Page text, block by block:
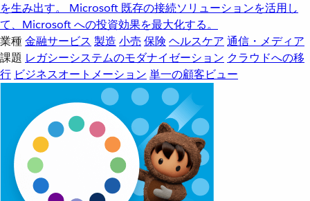
を生み出す。
Microsoft 既存の接続ソリューションを活用し
て、Microsoft への投資効果を最大化する。
業種金融サービス 製造 小売 保険 ヘルスケア 通信・メディア
課題 レガシーシステムのモダナイゼーション クラウドへの移
行 ビジネスオートメーション 単一の顧客ビュー